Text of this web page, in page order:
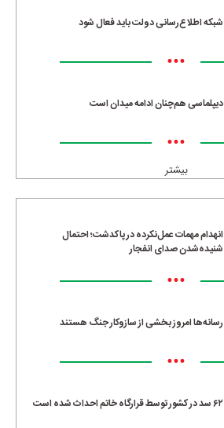
شبکه اطلاع‌رسانی دولت باید فعال شود
•••
دیپلماسی هم‌چنان ادامه میدان است
•••
بیشتر
انهدام مهمات عمل‌نکرده در پاکدشت؛ احتمال
شنیده‌شدن صدای انفجار
•••
رسانه‌ها امروز بخشی از سازوکار جنگ هستند
•••
۶۲ سد در کشور توسط قرارگاه خاتم احداث شده است